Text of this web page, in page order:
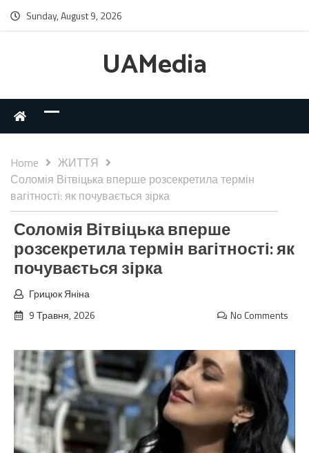
Sunday, August 9, 2026
UAMedia
Home
ЖИТТЯ
Соломія Вітвіцька вперше розсекретила термін
вагітності: як почувається зірка
Соломія Вітвіцька вперше
розсекретила термін вагітності: як
почувається зірка
Грицюк Яніна
9 Травня, 2026
No Comments